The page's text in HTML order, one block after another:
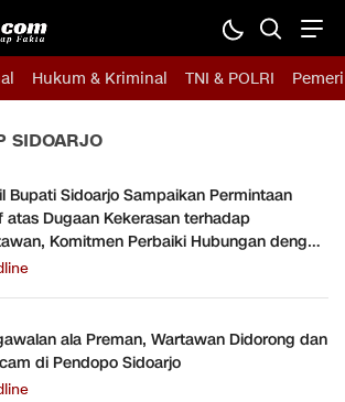
Fakta
Hukum & Kriminal TNI & POLRI
SIDOARJO
Bupati Sidoarjo Sampaikan Permintaan
atas Dugaan Kekerasan terhadap
Komitmen Perbaiki Hubungan dengan
ala Preman, Wartawan Didorong dan
di Pendopo Sidoarjo